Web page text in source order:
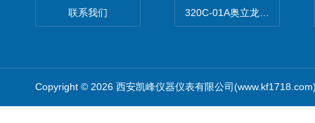
联系我们 320C-01A奥立龙实验室便携
Copyright © 2026 西安凯峰仪器仪表有限公司